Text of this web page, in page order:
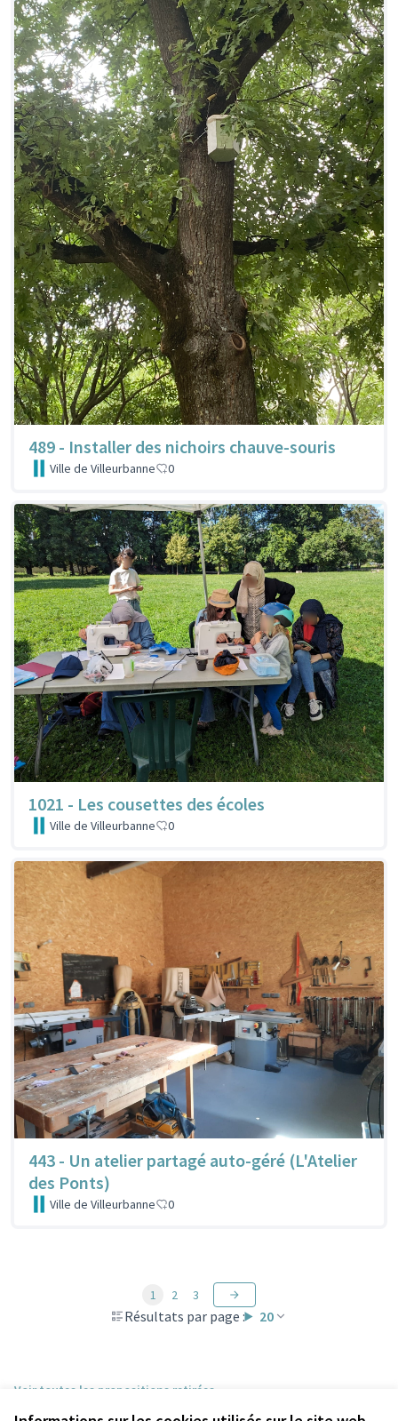
489 - Installer des nichoirs chauve-souris
Ville de Villeurbanne 0
1021 - Les cousettes des écoles
Ville de Villeurbanne 0
443 - Un atelier partagé auto-géré (L'Atelier
des Ponts)
Ville de Villeurbanne 0
Résultats par page : 20
1 2 3
Voir toutes les propositions retirées